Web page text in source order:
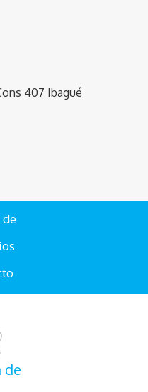
407 Ibagué
de
de